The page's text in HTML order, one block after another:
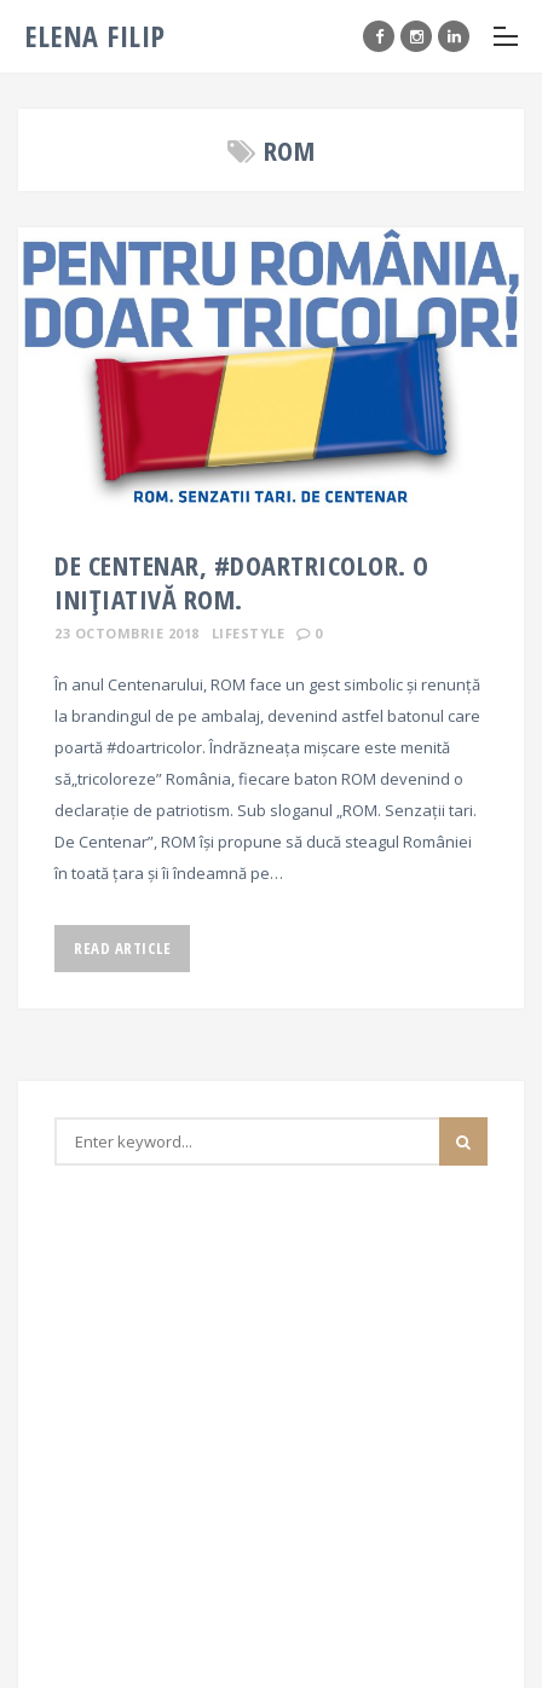
ELENA FILIP
ROM
DE CENTENAR, #DOARTRICOLOR. O
INIȚIATIVĂ ROM.
23 OCTOMBRIE 2018 LIFESTYLE 0
În anul Centenarului, ROM face un gest simbolic și renunță
la brandingul de pe ambalaj, devenind astfel batonul care
poartă #doartricolor. Îndrăzneața mișcare este menită
să„tricoloreze” România, fiecare baton ROM devenind o
declarație de patriotism. Sub sloganul „ROM. Senzații tari.
De Centenar”, ROM își propune să ducă steagul României
în toată țara și îi îndeamnă pe…
READ ARTICLE